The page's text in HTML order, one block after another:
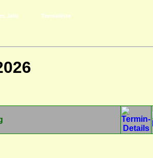
Jahr Terminliste